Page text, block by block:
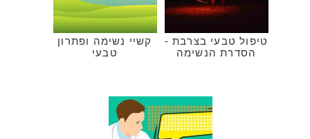
טיפול טבעי בצרבת -
הסדרת הנשימה
קשיי נשימה ופתרון
טבעי